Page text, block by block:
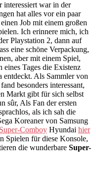
interessiert war in der
hat alles vor ein paar
Job mit einem großen
Ich erinnere mich, ich
Playstation 2, dann auf
eine schöne Verpackung,
aber mit einem Spiel,
Tages die Existenz
entdeckt. Als Sammler von
besonders interessant,
Markt gibt für sich selbst
sûr, Als Fan der ersten
als ich sah die
Koreaner von Samsung
Super-Comboy Hyundai hier
Spielen für diese Konsole,
die wunderbare Super-